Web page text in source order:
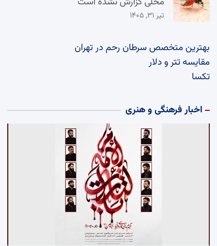
تیر ۳۱, ۱۴۰۵
بهترین متخصص سرطان رحم در تهران
مقایسه تتر و دلار
تکسا
اخبار فرهنگی و هنری